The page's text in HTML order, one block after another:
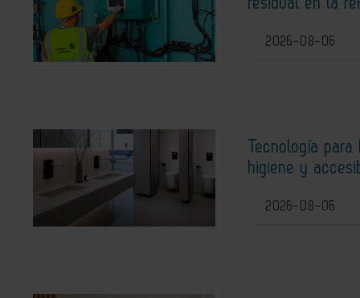
2026-08-06
Tecnología
higiene y
2026-08-06